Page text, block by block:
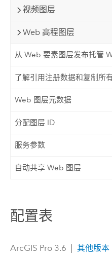
视频图层
Web 高程图层
从 Web 要素图层发布托管
了解引用注册数据和复制所
Web 图层元数据
分配图层 ID
服务参数
自动共享 Web 图层
配置表
ArcGIS Pro 3.6 其他版本